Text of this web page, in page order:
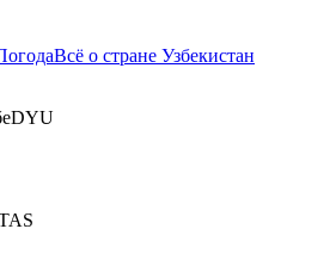
Всё о стране Узбекистан
DYU